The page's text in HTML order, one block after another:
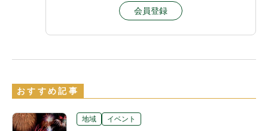
会員登録
おすすめ記事
地域 イベント